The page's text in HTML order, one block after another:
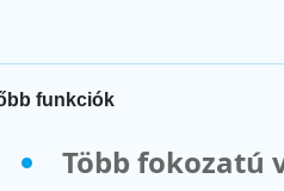
funkciók
Több fokozatú